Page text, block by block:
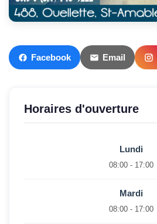
Facebook Email
Horaires d'ouverture
Lundi
08:00 - 17:00
Mardi
08:00 - 17:00